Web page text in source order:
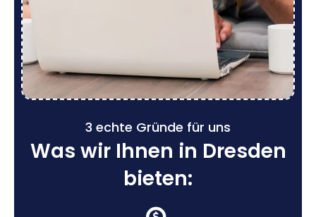
3 echte Gründe für uns
Was wir Ihnen in Dresden
bieten: